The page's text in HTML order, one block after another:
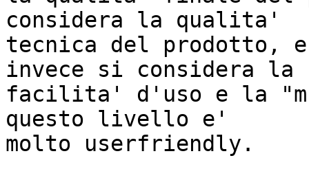
considera la qualita'
tecnica del prodotto,
invece si considera la
facilita' d'uso e la
questo livello e'
molto userfriendly.